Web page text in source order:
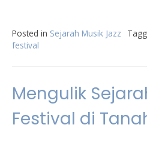
Posted in Sejarah Musik Jazz
festival
Mengulik
Festival di